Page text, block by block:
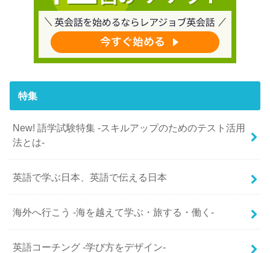
特集
New! 語学試験特集 -スキルアップのためのテスト活用
法とは-
英語で学ぶ日本、英語で伝える日本
海外へ行こう -海を越えて学ぶ・旅する・働く-
英語コーチング -学び方をデザイン-